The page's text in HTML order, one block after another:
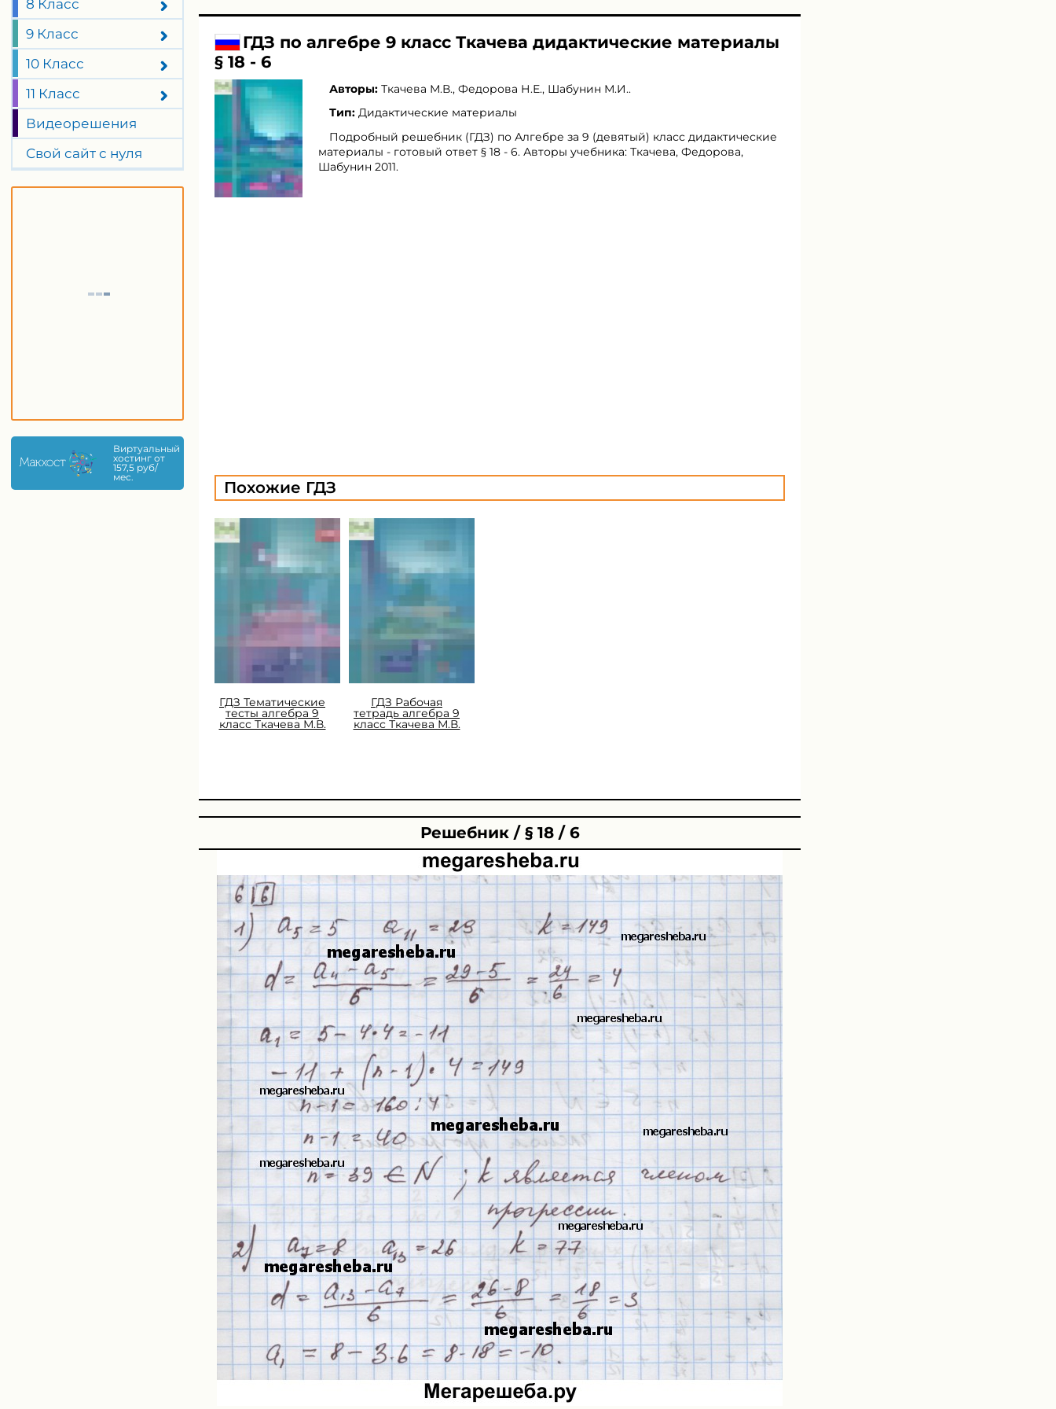
8 Класс
9 Класс
10 Класс
11 Класс
Видеорешения
Свой сайт с нуля
Виртуальный
хостинг от
157,5 руб/
мес.
ГДЗ по алгебре 9 класс Ткачева дидактические материалы
§ 18 - 6
Авторы: Ткачева М.В., Федорова Н.Е., Шабунин М.И..
Тип: Дидактические материалы
Подробный решебник (ГДЗ) по Алгебре за 9 (девятый) класс дидактические
материалы - готовый ответ § 18 - 6. Авторы учебника: Ткачева, Федорова,
Шабунин 2011.
Похожие ГДЗ
ГДЗ Тематические
тесты алгебра 9
класс Ткачева М.В.
ГДЗ Рабочая
тетрадь алгебра 9
класс Ткачева М.В.
Решебник / § 18 / 6